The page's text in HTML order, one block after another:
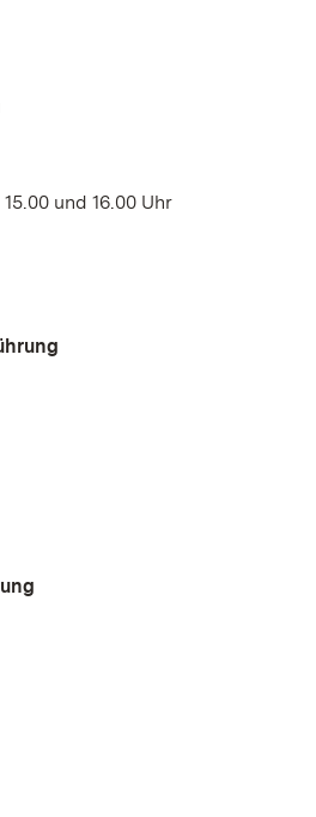
und 16.00 Uhr